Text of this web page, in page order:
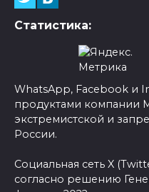
Статистика:
WhatsApp, Facebook и
продуктами компании
экстремистской и
России.
Социальная сеть X
согласно решению